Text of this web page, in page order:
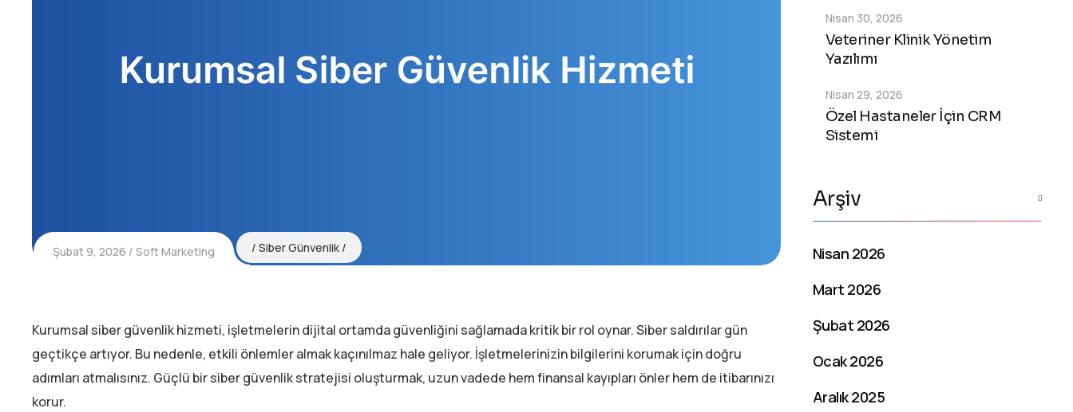
Şubat 9, 2026 Soft Marketing Siber Günvenlik
Kurumsal siber güvenlik hizmeti, işletmelerin dijital ortamda güvenliğini sağlamada kritik bir rol oynar. Siber saldırılar gün
geçtikçe artıyor. Bu nedenle, etkili önlemler almak kaçınılmaz hale geliyor. İşletmelerinizin bilgilerini korumak için doğru
adımları atmalısınız. Güçlü bir siber güvenlik stratejisi oluşturmak, uzun vadede hem finansal kayıpları önler hem de itibarınızı
korur.
Veteriner Klinik Yönetim
Yazılımı
Nisan 30, 2026
Özel Hastaneler İçin CRM
Sistemi
Nisan 29, 2026
Arşiv
Nisan 2026
Mart 2026
Şubat 2026
Ocak 2026
Aralık 2025